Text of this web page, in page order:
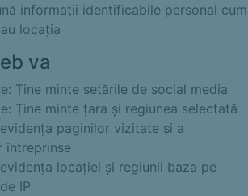
informații identificabile personal cum
locația
va
Ține minte setările de social media
Ține minte țara și regiunea selectată
paginilor vizitate și a
întreprinse
locației și regiunii baza pe
IP